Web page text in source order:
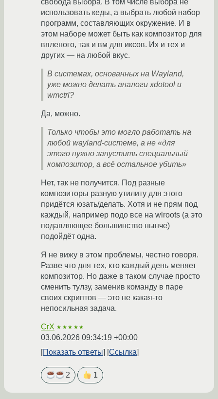
свобода выбора. В том числе выбора не
использовать кеды, а выбрать любой набор
программ, составляющих окружение. И в
этом наборе может быть как композитор для
вяленого, так и вм для иксов. Их и тех и
других — на любой вкус.
В системах, основанных на Wayland,
уже можно делать аналоги xdotool и
wmctrl?
Да, можно.
Только чтобы это могло работать на
любой wayland-системе, а не «для
этого нужно запустить специальный
композитор, а всё остальное убить»
Нет, так не получится. Под разные
композиторы разную утилиту для этого
придётся юзать/делать. Хотя и не прям под
каждый, например подо все на wlroots (а это
подавляющее большинство нынче)
подойдёт одна.
Я не вижу в этом проблемы, честно говоря.
Разве что для тех, кто каждый день меняет
композитор. Но даже в таком случае просто
сменить тулзу, заменив команду в паре
своих скриптов — это не какая-то
непосильная задача.
CrX ★★★★★
03.06.2026 09:34:19 +00:00
Показать ответы
Ссылка
2 1